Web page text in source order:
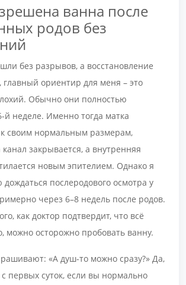
ванна после
родов без
без разрывов, а восстановление
главный ориентир для меня – это
Обычно они полностью
й неделе. Именно тогда матка
своим нормальным размерам,
закрывается, а внутренняя
новым эпителием. Однако я
дождаться послеродового осмотра у
через 6–8 недель после родов.
как доктор подтвердит, что всё
можно осторожно пробовать ванну.
«А душ-то можно сразу?» Да,
первых суток, если вы нормально